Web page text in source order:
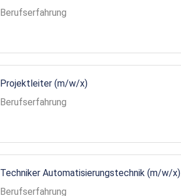
Berufserfahrung
Projektleiter (m/w/x)
Berufserfahrung
Techniker Automatisierungstechnik (m/w/x)
Berufserfahrung